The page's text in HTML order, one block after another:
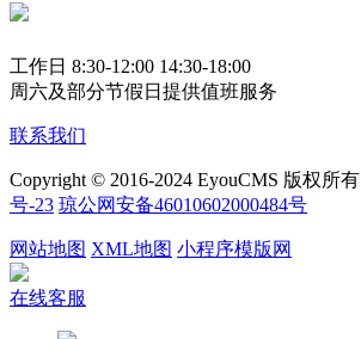
工作日 8:30-12:00 14:30-18:00
周六及部分节假日提供值班服务
联系我们
Copyright © 2016-2024 EyouCMS 版权所有
号-23 琼公网安备46010602000484号
网站地图 XML地图 小程序模版网
在线客服